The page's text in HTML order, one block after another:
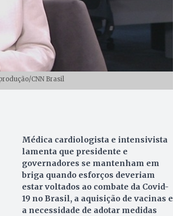
CNN Brasil
Médica cardiologista e intensivista
lamenta que presidente e
governadores se mantenham em
briga quando esforços deveriam
estar voltados ao combate da Covid-
19 no Brasil, a aquisição de vacinas e
a necessidade de adotar medidas